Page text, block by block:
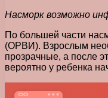
Насморк возможно
По большей части
(ОРВИ). Взрослым
прозрачные, а после
вероятно у ребенка